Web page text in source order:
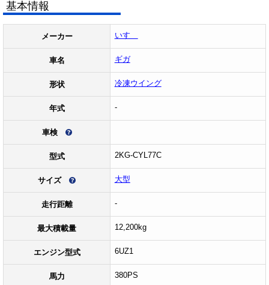
基本情報
メーカー いすゞ
車名 ギガ
形状 冷凍ウイング
年式 -
車検
型式 2KG-CYL77C
サイズ 大型
走行距離 -
最大積載量 12,200kg
エンジン型式 6UZ1
馬力 380PS